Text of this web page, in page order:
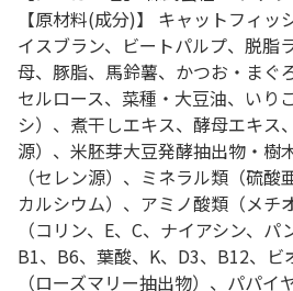
【原材料(成分)】 キャットフィッ
イスブラン、ビートパルプ、脱脂
母、豚脂、馬鈴薯、かつお・まぐ
セルロース、菜種・大豆油、いり
シ）、煮干しエキス、酵母エキス
源）、米胚芽大豆発酵抽出物・樹
（セレン源）、ミネラル類（硫
カルシウム）、アミノ酸類（メチ
（コリン、E、C、ナイアシン、パ
B1、B6、葉酸、K、D3、B12、ビ
（ローズマリー抽出物）、パパイ